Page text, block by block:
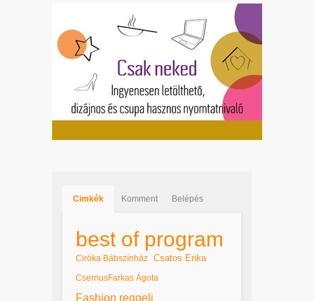
Cimkék Komment Belépés
best of program
Ciróka Bábszínház Csatos Erika
CsernusFarkas Ágota
Fashion reggeli